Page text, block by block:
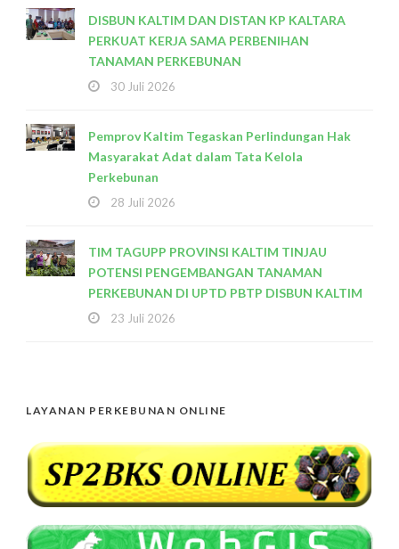
DISBUN KALTIM DAN DISTAN KP KALTARA
PERKUAT KERJA SAMA PERBENIHAN
TANAMAN PERKEBUNAN
30 Juli 2026
Pemprov Kaltim Tegaskan Perlindungan Hak
Masyarakat Adat dalam Tata Kelola
Perkebunan
28 Juli 2026
TIM TAGUPP PROVINSI KALTIM TINJAU
POTENSI PENGEMBANGAN TANAMAN
PERKEBUNAN DI UPTD PBTP DISBUN KALTIM
23 Juli 2026
LAYANAN PERKEBUNAN ONLINE